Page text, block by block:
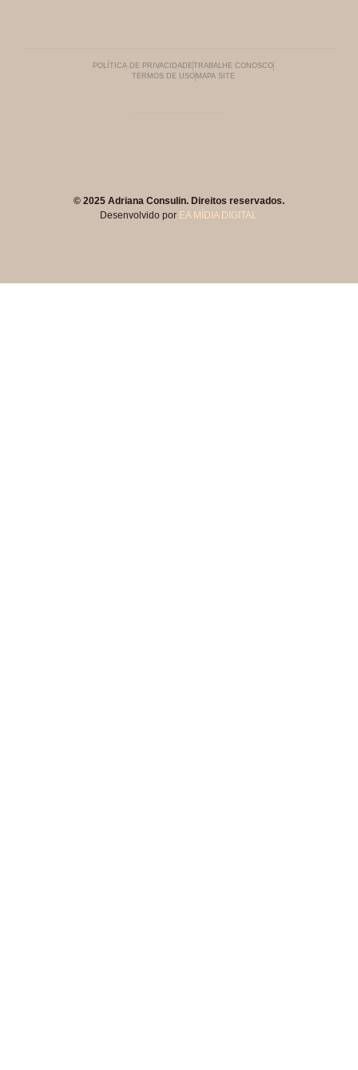
POLÍTICA DE PRIVACIDADE TRABALHE CONOSCO
TERMOS DE USO MAPA SITE
© 2025 Adriana Consulin. Direitos reservados.
Desenvolvido por EA MÍDIA DIGITAL